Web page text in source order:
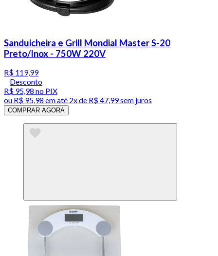
Sanduicheira e Grill Mondial Master S-20
Preto/Inox - 750W 220V
R$ 119,99
Desconto
R$ 95,98 no PIX
ou R$ 95,98 em até 2x de R$ 47,99 sem juros
COMPRAR AGORA